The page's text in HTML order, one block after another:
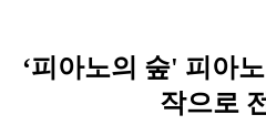
김소정•홍우진 2인전 《모래
강민서·송이현진 2인전 《
‘피아노의 숲' 피아
작으로